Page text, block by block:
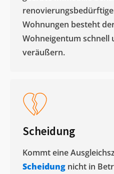
Wohnungen besteht
Wohneigentum schnell
veräußern. ​
Scheidung
Kommt eine
Scheidung nicht in